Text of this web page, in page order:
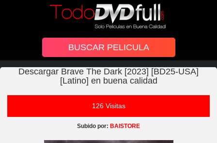
Descargar Brave The Dark [2023] [BD25-USA]
[Latino] en buena calidad
126 Visitas
Subido por: BAISTORE